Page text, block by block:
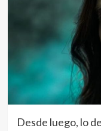
Desde luego, lo